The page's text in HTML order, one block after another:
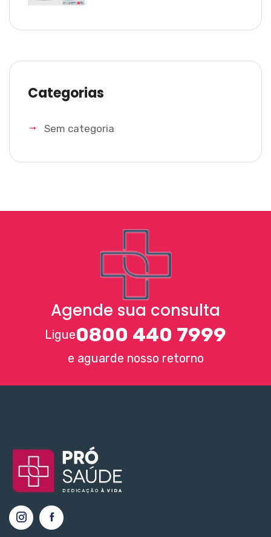
Categorias
Sem categoria
Agende sua consulta
Ligue0800 440 7999
e aguarde nosso retorno